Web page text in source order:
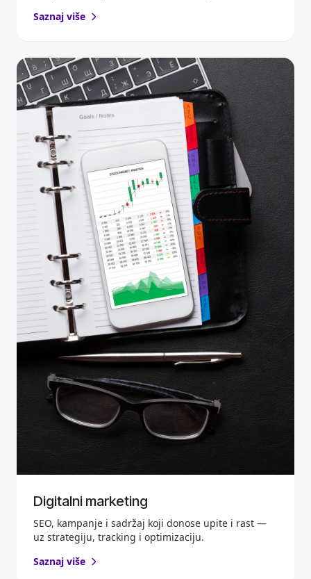
Saznaj više
Digitalni marketing
SEO, kampanje i sadržaj koji donose upite i rast —
uz strategiju, tracking i optimizaciju.
Saznaj više